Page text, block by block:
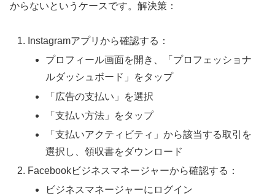
からないというケースです。解決策：
Instagramアプリから確認する：
プロフィール画面を開き、「プロフェッショナ
ルダッシュボード」をタップ
「広告の支払い」を選択
「支払い方法」をタップ
「支払いアクティビティ」から該当する取引を
選択し、領収書をダウンロード
Facebookビジネスマネージャーから確認する：
ビジネスマネージャーにログイン